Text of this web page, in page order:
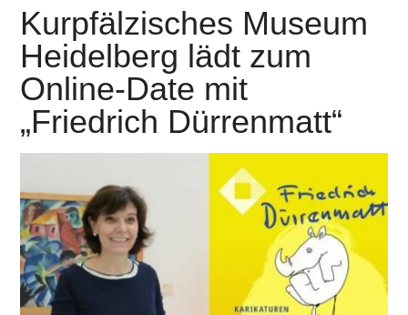
Kurpfälzisches Museum
Heidelberg lädt zum
Online-Date mit
„Friedrich Dürrenmatt“